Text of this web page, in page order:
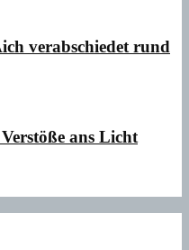
verabschiedet rund
ans Licht